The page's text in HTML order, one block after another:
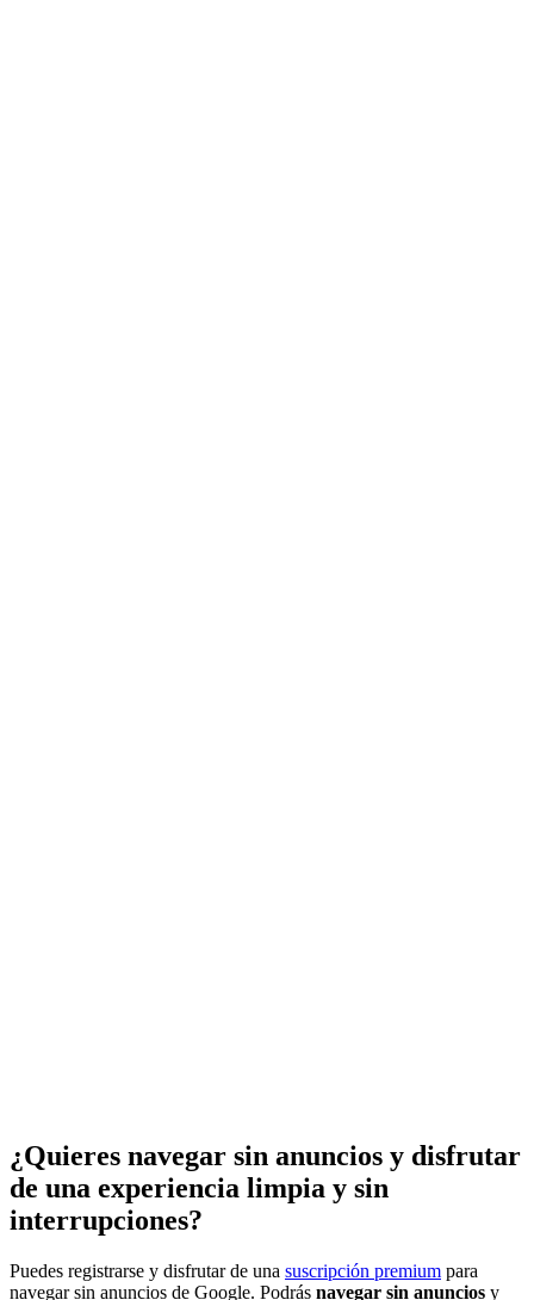
¿Quieres navegar sin anuncios y disfrutar
de una experiencia limpia y sin
interrupciones?
Puedes registrarse y disfrutar de una suscripción premium para
navegar sin anuncios de Google. Podrás navegar sin anuncios y